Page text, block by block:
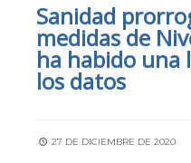
Sanidad
medidas de
ha habido una
los datos
27 DE DICIEMBRE DE 2020